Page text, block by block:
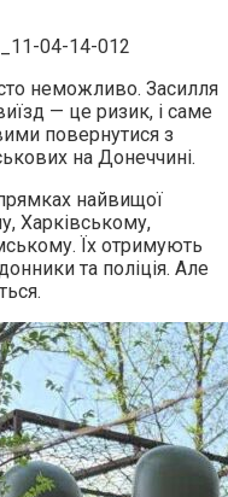
неможливо. Засилля
— це ризик, і саме
повернутися з
на Донеччині.
найвищої
Харківському,
Їх отримують
та поліція. Але